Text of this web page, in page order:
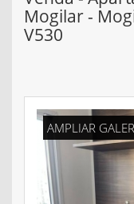
Mogilar -
V530
AMPLIAR